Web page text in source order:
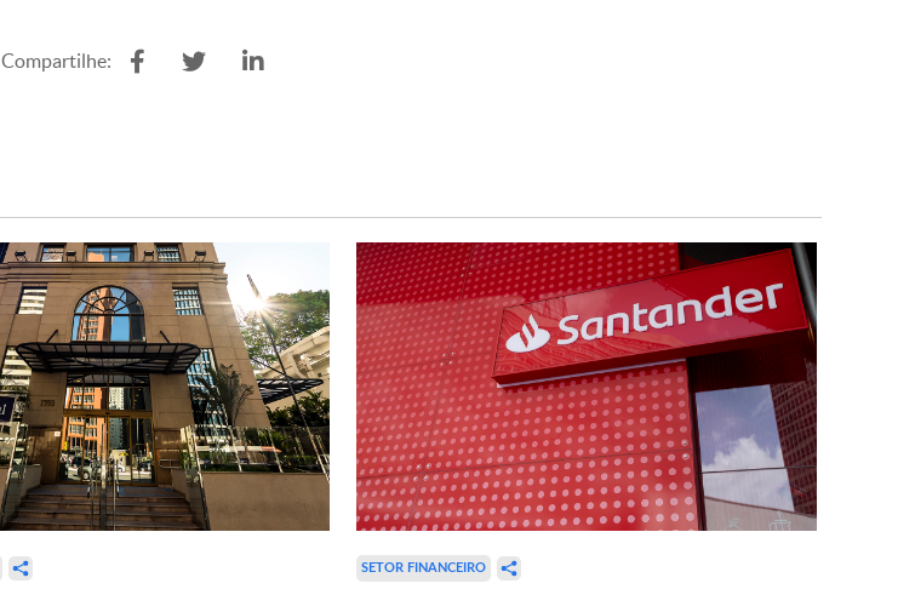
Compartilhe:
SETOR FINANCEIRO